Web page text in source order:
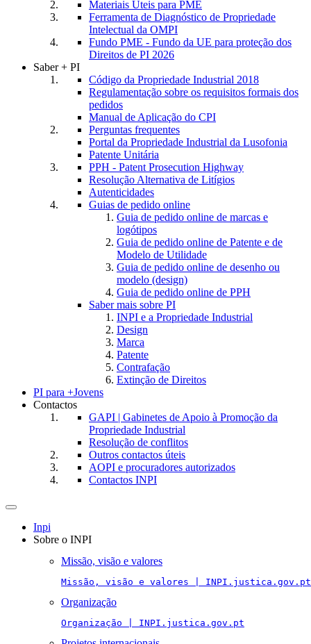
Materiais Úteis para PME
Ferramenta de Diagnóstico de Propriedade
Intelectual da OMPI
Fundo PME - Fundo da UE para proteção dos
Direitos de PI 2026
Saber + PI
Código da Propriedade Industrial 2018
Regulamentação sobre os requisitos formais dos
pedidos
Manual de Aplicação do CPI
Perguntas frequentes
Portal da Propriedade Industrial da Lusofonia
Patente Unitária
PPH - Patent Prosecution Highway
Resolução Alternativa de Litígios
Autenticidades
Guias de pedido online
Guia de pedido online de marcas e
logótipos
Guia de pedido online de Patente e de
Modelo de Utilidade
Guia de pedido online de desenho ou
modelo (design)
Guia de pedido online de PPH
Saber mais sobre PI
INPI e a Propriedade Industrial
Design
Marca
Patente
Contrafação
Extinção de Direitos
PI para +Jovens
Contactos
GAPI | Gabinetes de Apoio à Promoção da
Propriedade Industrial
Resolução de conflitos
Outros contactos úteis
AOPI e procuradores autorizados
Contactos INPI
Toggle
navigation
Inpi
Sobre o INPI
Missão, visão e valores
Missão, visão e valores | INPI.justica.gov.pt
Organização
Organização | INPI.justica.gov.pt